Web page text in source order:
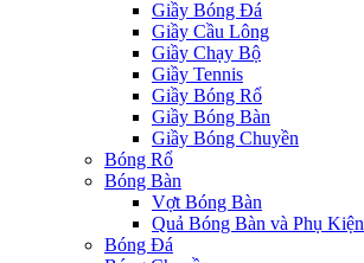
Giầy Bóng Đá
Giầy Cầu Lông
Giầy Chạy Bộ
Giầy Tennis
Giầy Bóng Rổ
Giầy Bóng Bàn
Giầy Bóng Chuyền
Bóng Rổ
Bóng Bàn
Vợt Bóng Bàn
Quả Bóng Bàn và Phụ Kiện
Bóng Đá